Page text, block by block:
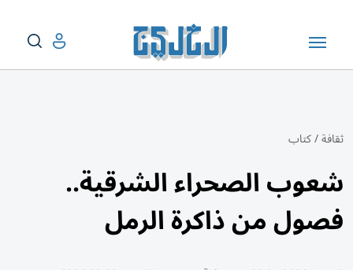
ثقافة/كتاب
شعوب الصحراء الشرقية..
فصول من ذاكرة الرمل